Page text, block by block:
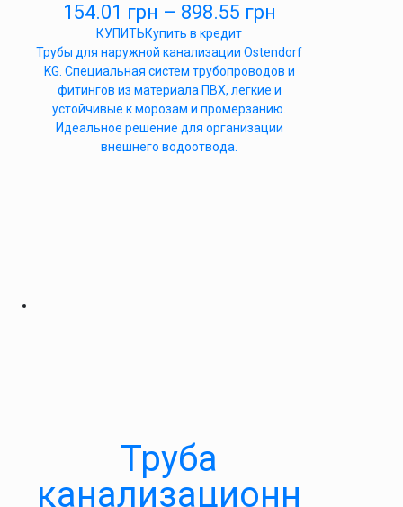
154.01 грн – 898.55 грн
КУПИТЬКупить в кредит
Трубы для наружной канализации Ostendorf
KG. Специальная систем трубопроводов и
фитингов из материала ПВХ, легкие и
устойчивые к морозам и промерзанию.
Идеальное решение для организации
внешнего водоотвода.
Труба
канализационн